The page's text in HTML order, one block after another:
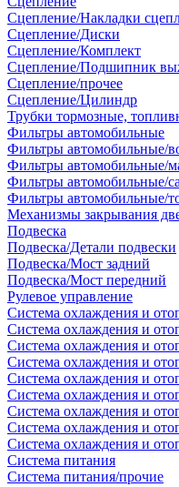
Сцепление/Накладки
Сцепление/Диски
Сцепление/Комплект
Сцепление/Подшипник
Сцепление/прочее
Сцепление/Цилиндр
Трубки тормозные,
Фильтры автомобильные
Фильтры автомобильные/
Фильтры автомобильные/
Фильтры автомобильные/
Фильтры автомобильные/
Механизмы закрывания
Подвеска
Подвеска/Детали подвески
Подвеска/Мост задний
Подвеска/Мост передний
Рулевое управление
Система охлаждения и
Система охлаждения и
Система охлаждения и
Система охлаждения и
Система охлаждения и
Система охлаждения и
Система охлаждения и
Система охлаждения и
Система охлаждения и
Система питания
Система питания/прочие